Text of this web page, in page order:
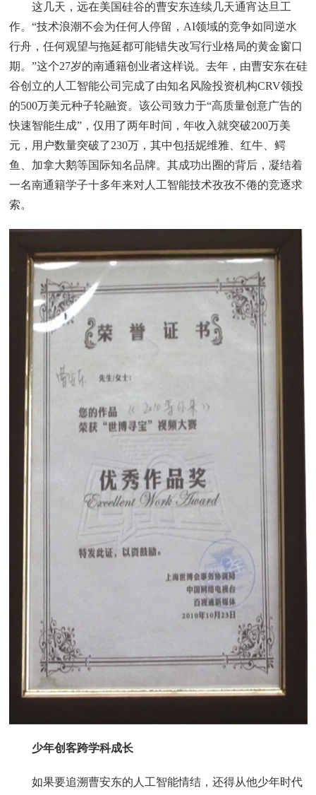
这几天，远在美国硅谷的曹安东连续几天通宵达旦工
作。“技术浪潮不会为任何人停留，AI领域的竞争如同逆水
行舟，任何观望与拖延都可能错失改写行业格局的黄金窗口
期。”这个27岁的南通籍创业者这样说。去年，由曹安东在硅
谷创立的人工智能公司完成了由知名风险投资机构CRV领投
的500万美元种子轮融资。该公司致力于“高质量创意广告的
快速智能生成”，仅用了两年时间，年收入就突破200万美
元，用户数量突破了230万，其中包括妮维雅、红牛、鳄
鱼、加拿大鹅等国际知名品牌。其成功出圈的背后，凝结着
一名南通籍学子十多年来对人工智能技术孜孜不倦的竞逐求
索。
少年创客跨学科成长
如果要追溯曹安东的人工智能情结，还得从他少年时代